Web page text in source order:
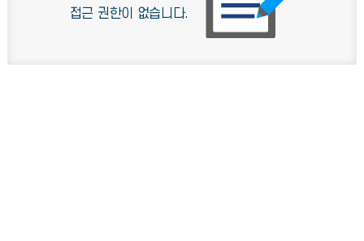
접근 권한이 없습니다.